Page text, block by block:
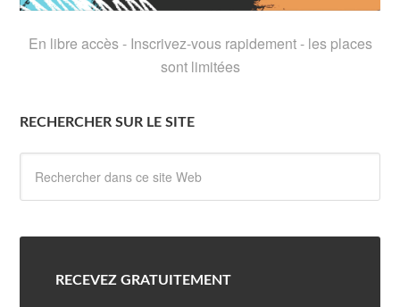
En libre accès - Inscrivez-vous rapidement - les places
sont limitées
RECHERCHER SUR LE SITE
RECEVEZ GRATUITEMENT